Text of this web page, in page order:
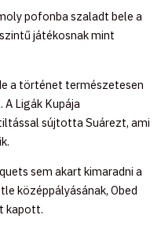
pofonba szaladt bele a
játékosnak mint
a történet természetesen
Ligák Kupája
sújtotta Suárezt, ami
sem akart kimaradni a
középpályásának, Obed
kapott.